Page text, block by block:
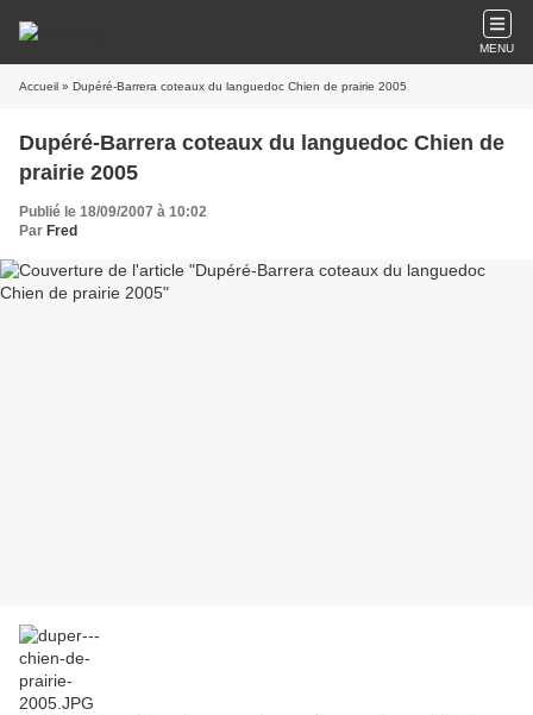
MENU
Accueil » Dupéré-Barrera coteaux du languedoc Chien de prairie 2005
Dupéré-Barrera coteaux du languedoc Chien de
prairie 2005
Publié le 18/09/2007 à 10:02
Par Fred